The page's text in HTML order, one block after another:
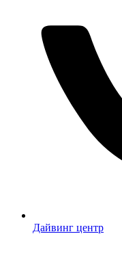
Дайвинг центр